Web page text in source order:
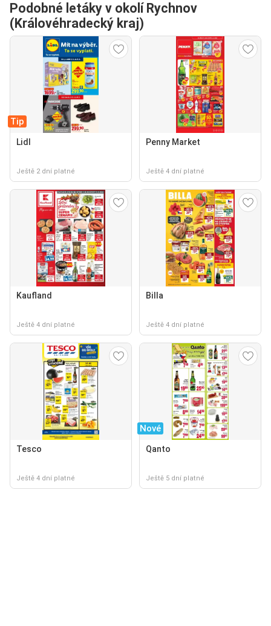
Podobné letáky v okolí Rychnov
(Královéhradecký kraj)
Tip
Lidl
Ještě 2 dní platné
Penny Market
Ještě 4 dní platné
Kaufland
Ještě 4 dní platné
Billa
Ještě 4 dní platné
Tesco
Ještě 4 dní platné
Nové
Qanto
Ještě 5 dní platné